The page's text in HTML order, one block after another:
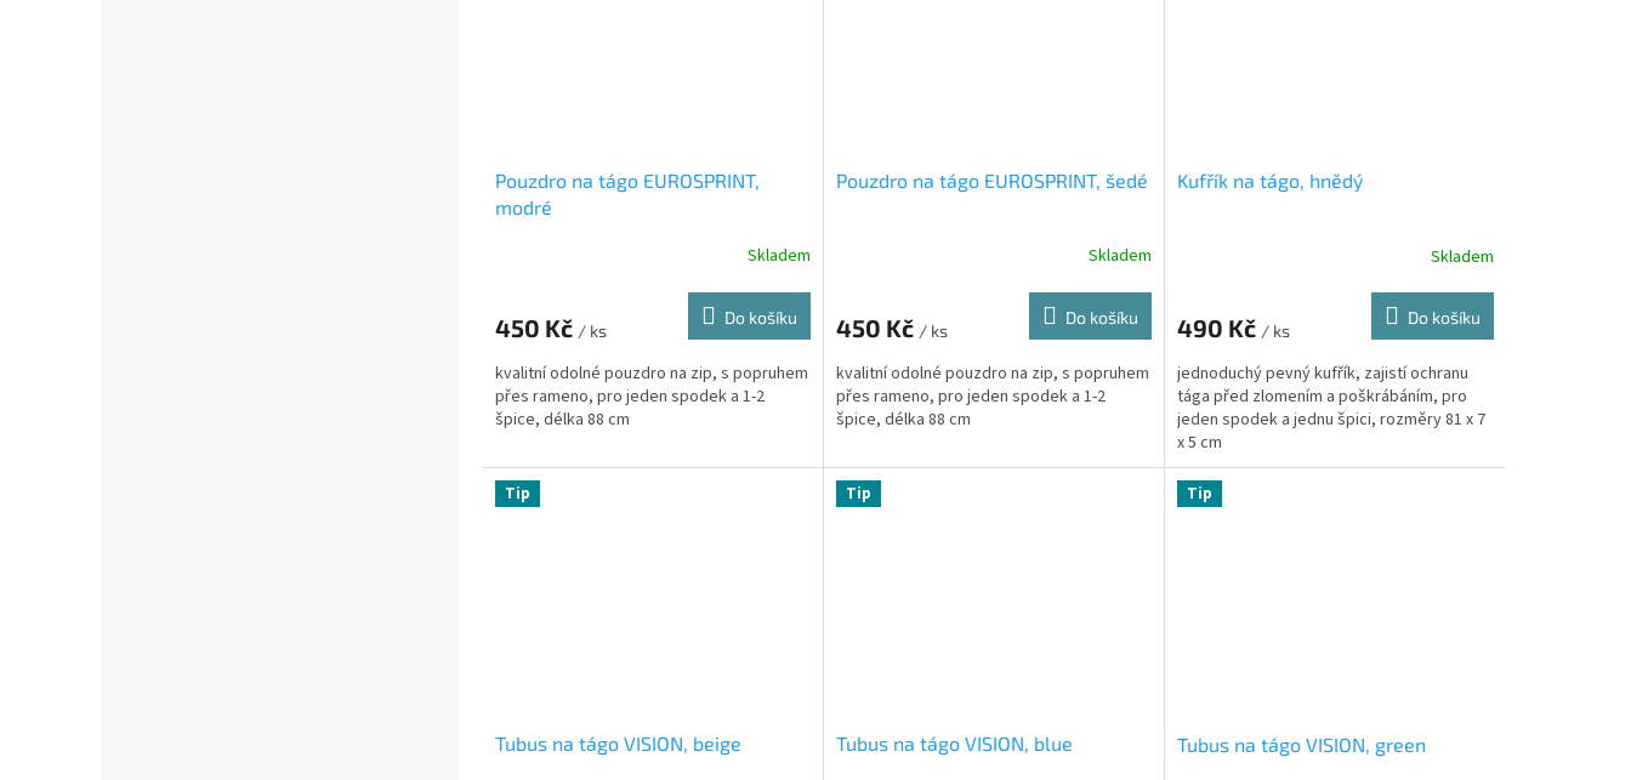
Pouzdro na tágo EUROSPRINT,
modré
Skladem
450 Kč / ks
Do košíku
kvalitní odolné pouzdro na zip, s popruhem
přes rameno, pro jeden spodek a 1-2
špice, délka 88 cm
Pouzdro na tágo EUROSPRINT, šedé
Skladem
450 Kč / ks
Do košíku
kvalitní odolné pouzdro na zip, s popruhem
přes rameno, pro jeden spodek a 1-2
špice, délka 88 cm
Kufřík na tágo, hnědý
Skladem
490 Kč / ks
Do košíku
jednoduchý pevný kufřík, zajistí ochranu
tága před zlomením a poškrábáním, pro
jeden spodek a jednu špici, rozměry 81 x 7
x 5 cm
Tip
Tubus na tágo VISION, beige
Tip
Tubus na tágo VISION, blue
Tip
Tubus na tágo VISION, green